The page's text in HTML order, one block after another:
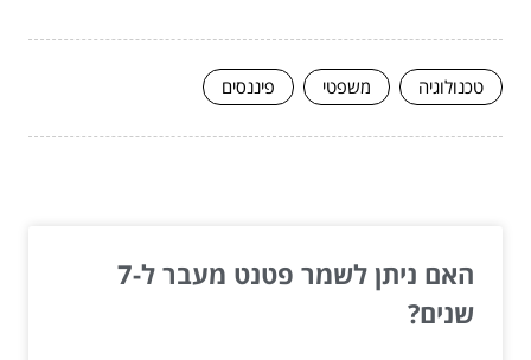
טכנולוגיה משפטי פיננסים
האם ניתן לשמר פטנט מעבר ל-7
שנים?